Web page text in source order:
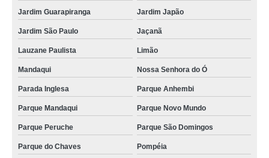
Jardim Guarapiranga Jardim Japão
Jardim São Paulo Jaçanã
Lauzane Paulista Limão
Mandaqui Nossa Senhora do Ó
Parada Inglesa Parque Anhembi
Parque Mandaqui Parque Novo Mundo
Parque Peruche Parque São Domingos
Parque do Chaves Pompéia